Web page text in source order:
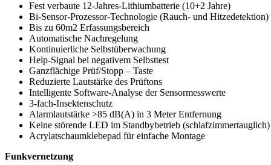
Fest verbaute 12-Jahres-Lithiumbatterie (10+2 Jahre)
Bi-Sensor-Prozessor-Technologie (Rauch- und Hitzedetektion)
Bis zu 60m2 Erfassungsbereich
Automatische Nachregelung
Kontinuierliche Selbstüberwachung
Help-Signal bei negativem Selbsttest
Ganzflächige Prüf/Stopp – Taste
Reduzierte Lautstärke des Prüftons
Intelligente Software-Analyse der Sensormesswerte
3-fach-Insektenschutz
Alarmlautstärke >85 dB(A) in 3 Meter Entfernung
Keine störende LED im Standbybetrieb (schlafzimmertauglich)
Acrylatschaumklebepad für einfache Montage
Funkvernetzung